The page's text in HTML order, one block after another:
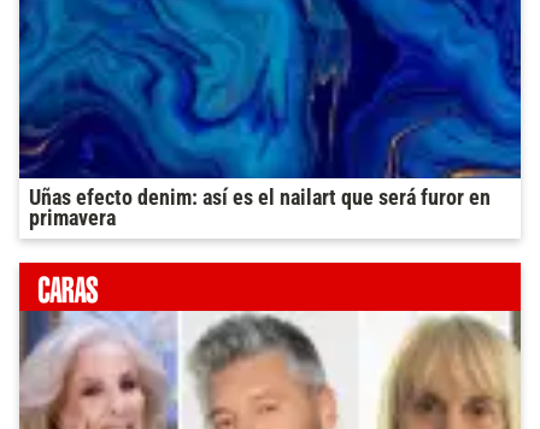
Uñas efecto denim: así es el nailart que será furor en
primavera